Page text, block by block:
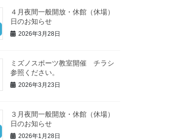
４月夜間一般開放・休館（休場）
日のお知らせ
2026年3月28日
ミズノスポーツ教室開催 チラシ
参照ください。
2026年3月23日
３月夜間一般開放・休館（休場）
日のお知らせ
2026年1月28日